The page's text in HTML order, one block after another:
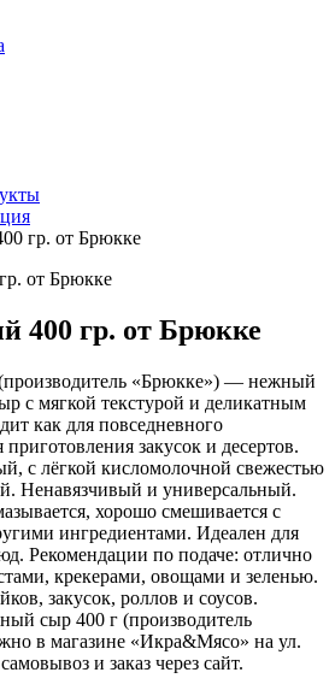
гр. от Брюкке
400 гр. от Брюкке
«Брюкке») — нежный
с мягкой текстурой и деликатным
как для повседневного
закусок и десертов.
с лёгкой кисломолочной свежестью
Ненавязчивый и универсальный.
хорошо смешивается с
ингредиентами. Идеален для
Рекомендации по подаче: отлично
крекерами, овощами и зеленью.
закусок, роллов и соусов.
сыр 400 г (производитель
в магазине «Икра&Мясо» на ул.
и заказ через сайт.